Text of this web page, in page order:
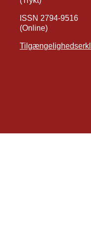
ISSN 2794-9516
(Online)